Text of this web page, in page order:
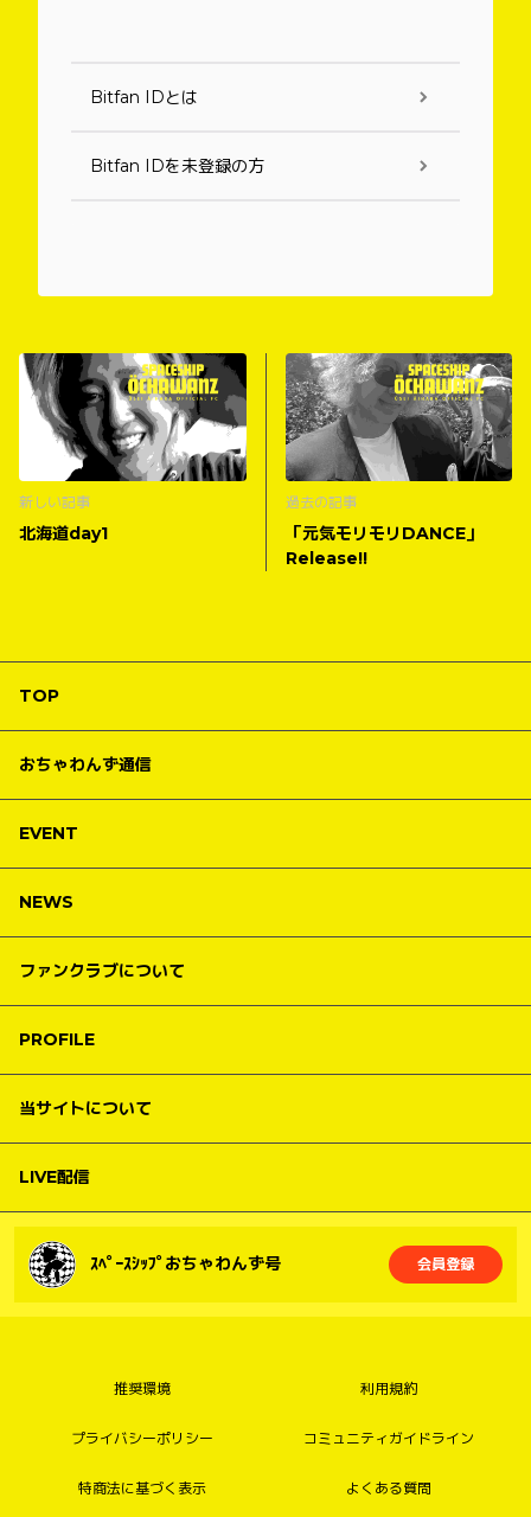
Bitfan IDとは
Bitfan IDを未登録の方
新しい記事
北海道day1
過去の記事
「元気モリモリDANCE」
Release!!
TOP
おちゃわんず通信
EVENT
NEWS
ファンクラブについて
PROFILE
当サイトについて
LIVE配信
ｽﾍﾟｰｽｼｯﾌﾟおちゃわんず号 会員登録
推奨環境 利用規約
プライバシーポリシー コミュニティガイドライン
特商法に基づく表示 よくある質問